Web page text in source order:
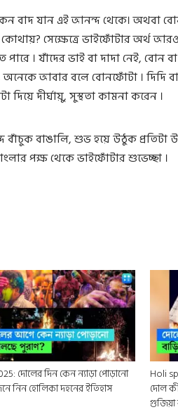
কেন বাদ যান এই আনন্দ থেকে। অথবা
সেক্ষেত্রে ভাইফোঁটার অর্থ আরও
পারে । যাঁদের ভাই বা দাদা নেই, বোন
অনেকে আবার বলে বোনফোঁটা । দিদি
দীর্ঘায়ু, সুস্থতা কামনা করেন ।
বাঙালি, শুভ হয়ে উঠুক প্রতিটা
পক্ষ থেকে ভাইফোঁটার শুভেচ্ছা ।
দোলের দিন কেন ন্যাড়া পোড়ানো
নিন হোলিকা দহনের ইতিহাস
Holi
দোল
গুজিয়া